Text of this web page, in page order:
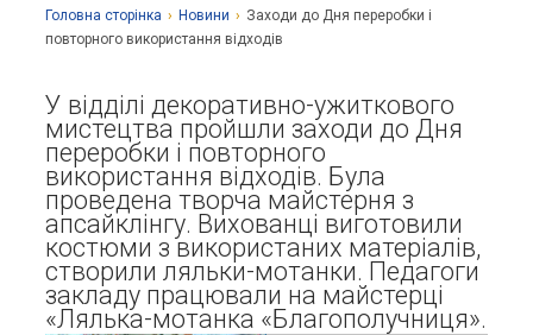
Музей
Фотоальбоми
Сторінка психолога
Річні звіти
Дистанційне навчання
Нормативно-правова база
Науково-методичні матеріали
Виховна робота
Організаційно-масова робота
Фінансова звітність
Стаття 30 Закону України «Про освіту»
Атестація
Енергозбереження
Звернення громадян
Контакти
Головна сторiнка › Новини › Заходи до Дня переробки і
повторного використання відходів
У відділі декоративно-ужиткового
мистецтва пройшли заходи до Дня
переробки і повторного
використання відходів. Була
проведена творча майстерня з
апсайклінгу. Вихованці виготовили
костюми з використаних матеріалів,
створили ляльки-мотанки. Педагоги
закладу працювали на майстерці
«Лялька-мотанка «Благополучниця».